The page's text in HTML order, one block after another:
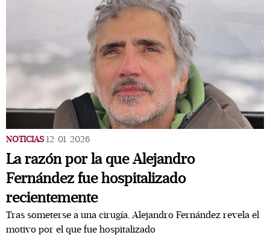
NOTICIAS 12/01/2026
La razón por la que Alejandro
Fernández fue hospitalizado
recientemente
Tras someterse a una cirugía, Alejandro Fernández revela el
motivo por el que fue hospitalizado